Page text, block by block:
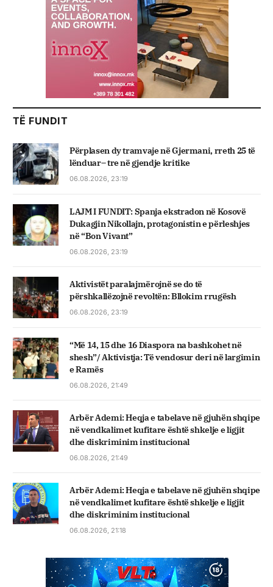
TË FUNDIT
Përplasen dy tramvaje në Gjermani, rreth 25 të
lënduar– tre në gjendje kritike
06.08.2026, 23:19
LAJM I FUNDIT: Spanja ekstradon në Kosovë
Dukagjin Nikollajn, protagonistin e përleshjes
në “Bon Vivant”
06.08.2026, 23:19
Aktivistët paralajmërojnë se do të
përshkallëzojnë revoltën: Bllokim rrugësh
06.08.2026, 23:19
“Më 14, 15 dhe 16 Diaspora na bashkohet në
shesh”/ Aktivistja: Të vendosur deri në largimin
e Ramës
06.08.2026, 21:49
Arbër Ademi: Heqja e tabelave në gjuhën shqipe
në vendkalimet kufitare është shkelje e ligjit
dhe diskriminim institucional
06.08.2026, 21:49
Arbër Ademi: Heqja e tabelave në gjuhën shqipe
në vendkalimet kufitare është shkelje e ligjit
dhe diskriminim institucional
06.08.2026, 21:18